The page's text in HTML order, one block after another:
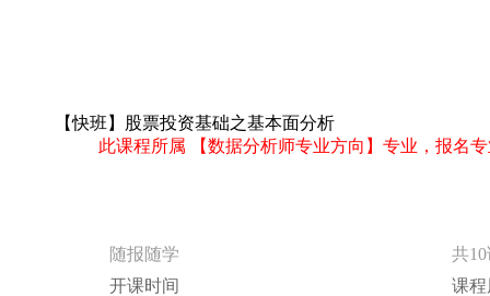
【快班】股票投资基础之基本面分析
此课程所属 【数据分析师专业方向】专业，报名
随报随学
共
开课时间
课